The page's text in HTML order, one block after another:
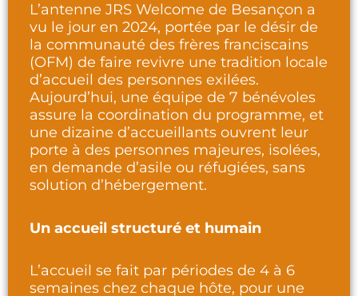
L’antenne JRS Welcome de Besançon a
vu le jour en 2024, portée par le désir de
la communauté des frères franciscains
(OFM) de faire revivre une tradition locale
d’accueil des personnes exilées.
Aujourd’hui, une équipe de 7 bénévoles
assure la coordination du programme, et
une dizaine d’accueillants ouvrent leur
porte à des personnes majeures, isolées,
en demande d’asile ou réfugiées, sans
solution d’hébergement.
Un accueil structuré et humain
L’accueil se fait par périodes de 4 à 6
semaines chez chaque hôte, pour une